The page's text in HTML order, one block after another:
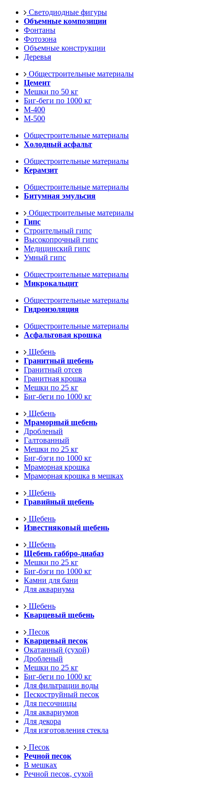
Светодиодные фигуры
Объемные композиции
Фонтаны
Фотозона
Объемные конструкции
Деревья
Общестроительные материалы
Цемент
Мешки по 50 кг
Биг-беги по 1000 кг
М-400
М-500
Общестроительные материалы
Холодный асфальт
Общестроительные материалы
Керамзит
Общестроительные материалы
Битумная эмульсия
Общестроительные материалы
Гипс
Строительный гипс
Высокопрочный гипс
Медицинский гипс
Умный гипс
Общестроительные материалы
Микрокальцит
Общестроительные материалы
Гидроизоляция
Общестроительные материалы
Асфальтовая крошка
Щебень
Гранитный щебень
Гранитный отсев
Гранитная крошка
Мешки по 25 кг
Биг-беги по 1000 кг
Щебень
Мраморный щебень
Дробленый
Галтованный
Мешки по 25 кг
Биг-бэги по 1000 кг
Мраморная крошка
Мраморная крошка в мешках
Щебень
Гравийный щебень
Щебень
Известняковый щебень
Щебень
Щебень габбро-диабаз
Мешки по 25 кг
Биг-бэги по 1000 кг
Камни для бани
Для аквариума
Щебень
Кварцевый щебень
Песок
Кварцевый песок
Окатанный (сухой)
Дробленый
Мешки по 25 кг
Биг-беги по 1000 кг
Для фильтрации воды
Пескоструйный песок
Для песочницы
Для аквариумов
Для декора
Для изготовления стекла
Песок
Речной песок
В мешках
Речной песок, сухой